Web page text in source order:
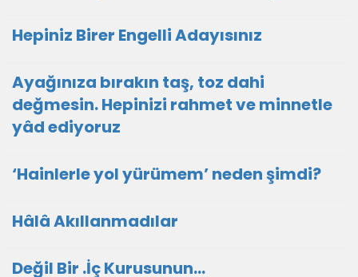
Hepiniz Birer Engelli Adayısınız
Ayağınıza bırakın taş, toz dahi
değmesin. Hepinizi rahmet ve minnetle
yâd ediyoruz
‘Hainlerle yol yürümem’ neden şimdi?
Hâlâ Akıllanmadılar
Değil Bir .İç Kurusunun…